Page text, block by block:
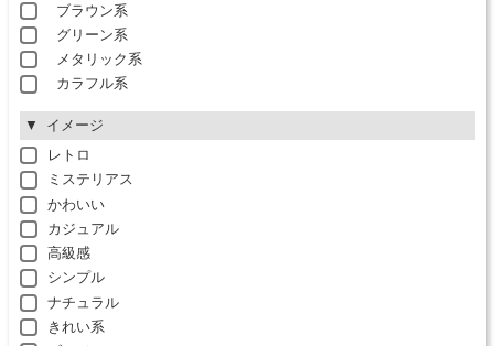
ブラウン系
グリーン系
メタリック系
カラフル系
イメージ
レトロ
ミステリアス
かわいい
カジュアル
高級感
シンプル
ナチュラル
きれい系